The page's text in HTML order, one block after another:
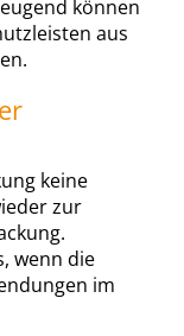
können
aus
keine
zur
wenn die
im